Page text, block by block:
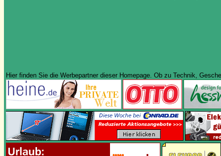
Hier finden Sie die Werbepartner dieser Homepage. Ob zu Technik,